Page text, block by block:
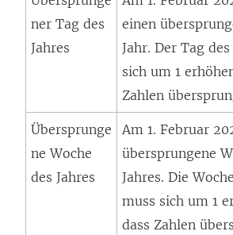
ner Tag des
Jahres
einen
Jahr. Der Tag
sich um 1
Zahlen
Übersprunge
ne Woche
des Jahres
Am 1. Februar
übersprungene
Jahres. Die
muss sich um 1
dass Zahlen